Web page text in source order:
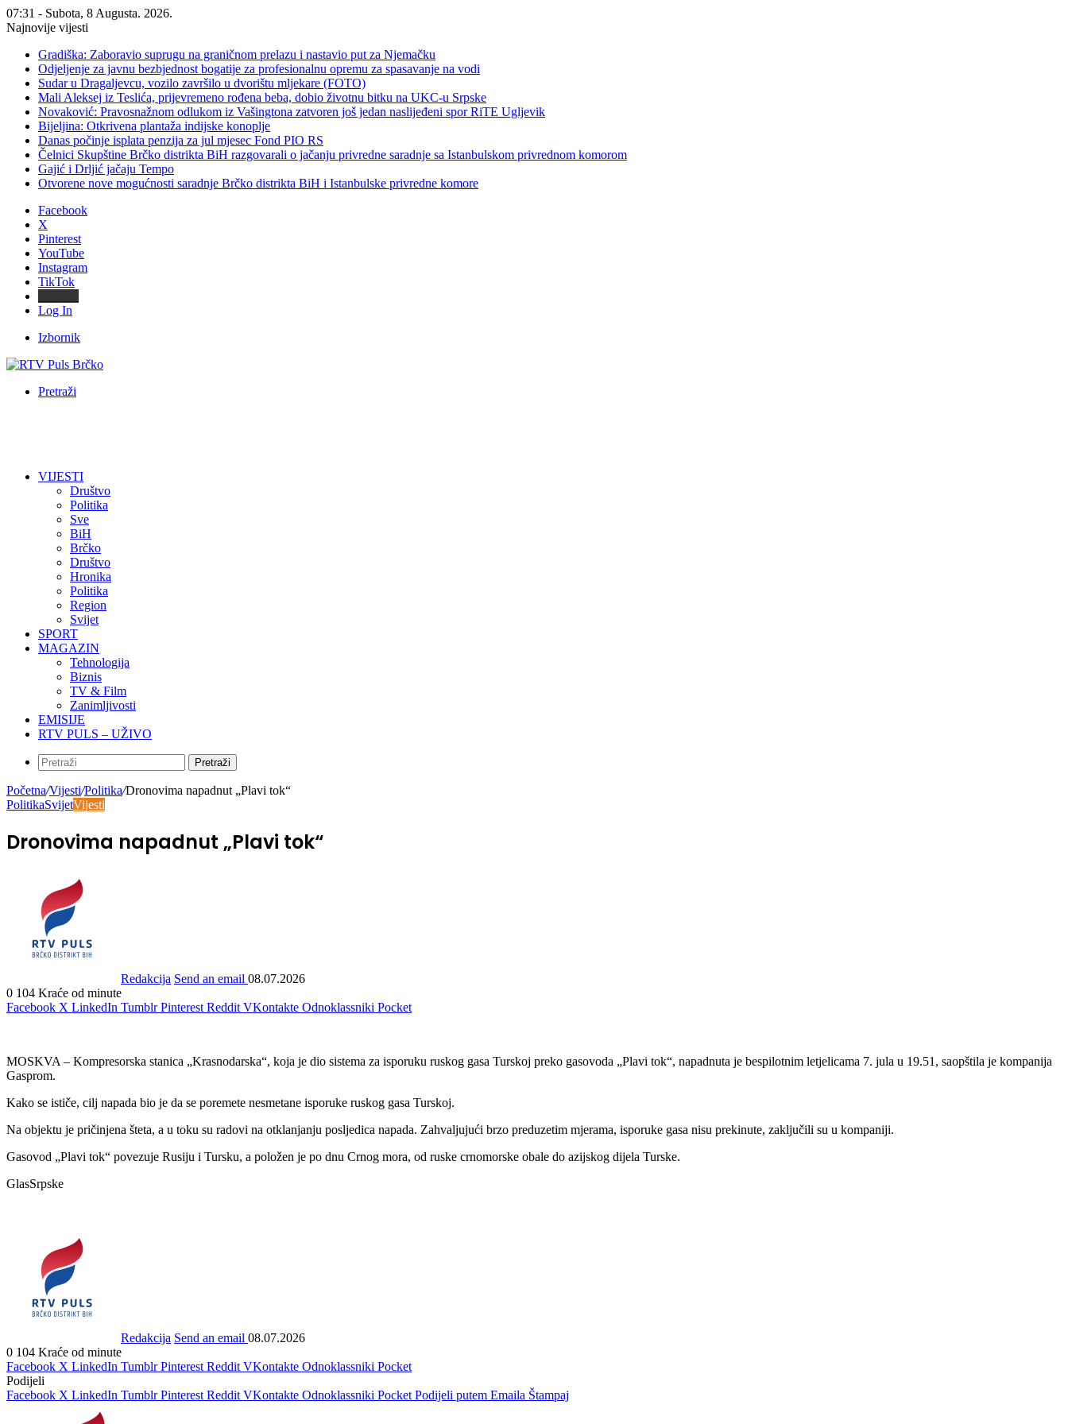
07:31 - Subota, 8 Augusta. 2026.
Najnovije vijesti
Gradiška: Zaboravio suprugu na graničnom prelazu i nastavio put za Njemačku
Odjeljenje za javnu bezbjednost bogatije za profesionalnu opremu za spasavanje na vodi
Sudar u Dragaljevcu, vozilo završilo u dvorištu mljekare (FOTO)
Mali Aleksej iz Teslića, prijevremeno rođena beba, dobio životnu bitku na UKC-u Srpske
Novaković: Pravosnažnom odlukom iz Vašingtona zatvoren još jedan naslijeđeni spor RiTE Ugljevik
Bijeljina: Otkrivena plantaža indijske konoplje
Danas počinje isplata penzija za jul mjesec Fond PIO RS
Čelnici Skupštine Brčko distrikta BiH razgovarali o jačanju privredne saradnje sa Istanbulskom privrednom komorom
Gajić i Drljić jačaju Tempo
Otvorene nove mogućnosti saradnje Brčko distrikta BiH i Istanbulske privredne komore
Facebook
X
Pinterest
YouTube
Instagram
TikTok
Log In
Izbornik
Pretraži
VIJESTI
Društvo
Politika
Sve
BiH
Brčko
Društvo
Hronika
Politika
Region
Svijet
SPORT
MAGAZIN
Tehnologija
Biznis
TV & Film
Zanimljivosti
EMISIJE
RTV PULS – UŽIVO
Pretraži
Početna/Vijesti/Politika/Dronovima napadnut „Plavi tok“
PolitikaSvijetVijesti
Dronovima napadnut „Plavi tok“
Redakcija Send an email 08.07.2026
0 104 Kraće od minute
Facebook X LinkedIn Tumblr Pinterest Reddit VKontakte Odnoklassniki Pocket
MOSKVA – Kompresorska stanica „Krasnodarska“, koja je dio sistema za isporuku ruskog gasa Turskoj preko gasovoda „Plavi tok“, napadnuta je bespilotnim letjelicama 7. jula u 19.51, saopštila je kompanija
Gasprom.
Kako se ističe, cilj napada bio je da se poremete nesmetane isporuke ruskog gasa Turskoj.
Na objektu je pričinjena šteta, a u toku su radovi na otklanjanju posljedica napada. Zahvaljujući brzo preduzetim mjerama, isporuke gasa nisu prekinute, zaključili su u kompaniji.
Gasovod „Plavi tok“ povezuje Rusiju i Tursku, a položen je po dnu Crnog mora, od ruske crnomorske obale do azijskog dijela Turske.
GlasSrpske
Redakcija Send an email 08.07.2026
0 104 Kraće od minute
Facebook X LinkedIn Tumblr Pinterest Reddit VKontakte Odnoklassniki Pocket
Podijeli
Facebook X LinkedIn Tumblr Pinterest Reddit VKontakte Odnoklassniki Pocket Podijeli putem Emaila Štampaj